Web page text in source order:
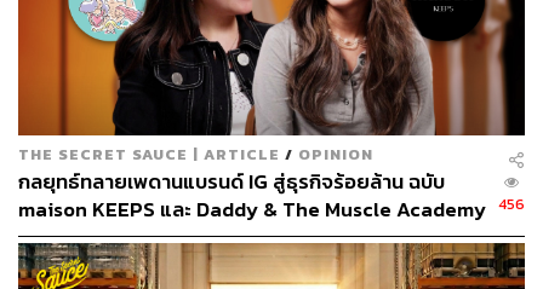
สรุปความสำเร็จของคอนเทนต์คือเรื่องเดียวกันแต่ถ่ายทอด
ในมุมที่น่าสนใจมากกว่า ด้วยประสบการณ์การทำธุรกิจและ
การไปเป็นที่ปรึกษาอยู่ จึงได้แง่มุมที่แตกต่างจากที่อื่น มันมี
ความลงตัวและประกอบกับแหล่งที่น่าเชื่อถือสูงครับ
THE SECRET SAUCE | ARTICLE / OPINION
​กลยุทธ์ทลายเพดานแบรนด์ IG สู่ธุรกิจร้อยล้าน ฉบับ
maison KEEPS และ Daddy & The Muscle Academy 456